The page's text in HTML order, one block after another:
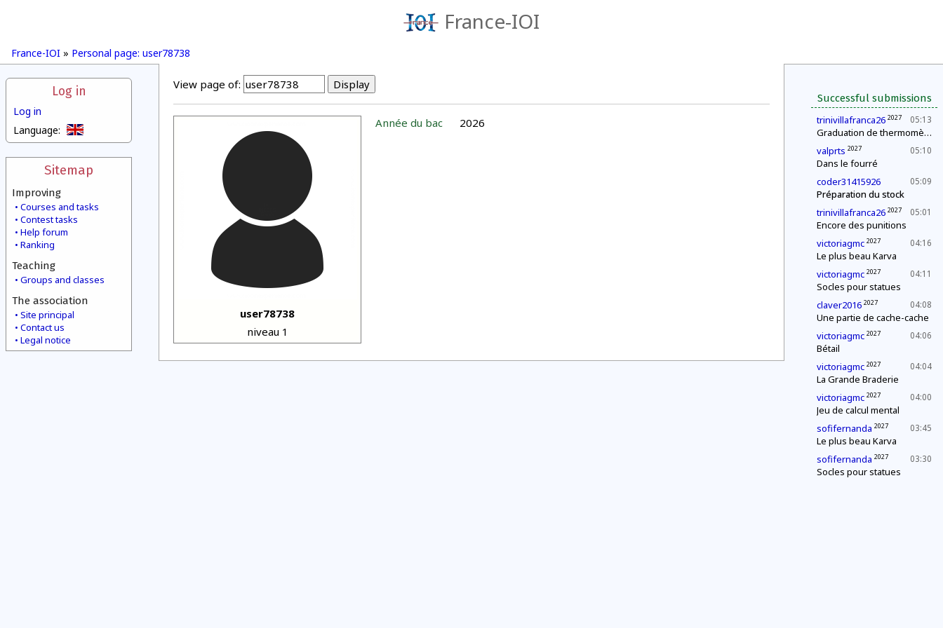
France-IOI
France-IOI » Personal page: user78738
Log in
Log in
Language:
Sitemap
Improving
Courses and tasks
Contest tasks
Help forum
Ranking
Teaching
Groups and classes
The association
Site principal
Contact us
Legal notice
Successful submissions
05:13
trinivillafranca26 2027
Graduation de thermomètres
05:10
valprts 2027
Dans le fourré
05:09
coder31415926
Préparation du stock
05:01
trinivillafranca26 2027
Encore des punitions
04:16
victoriagmc 2027
Le plus beau Karva
04:11
victoriagmc 2027
Socles pour statues
04:08
claver2016 2027
Une partie de cache-cache
04:06
victoriagmc 2027
Bétail
04:04
victoriagmc 2027
La Grande Braderie
04:00
victoriagmc 2027
Jeu de calcul mental
03:45
sofifernanda 2027
Le plus beau Karva
03:30
sofifernanda 2027
Socles pour statues
View page of:
user78738
niveau 1
Année du bac 2026